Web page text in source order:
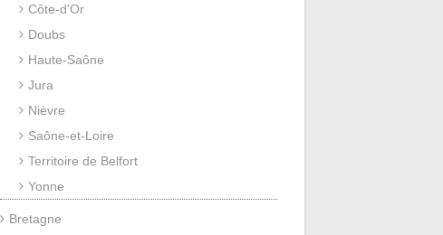
Côte-d'Or
Doubs
Haute-Saône
Jura
Nièvre
Saône-et-Loire
Territoire de Belfort
Yonne
Bretagne